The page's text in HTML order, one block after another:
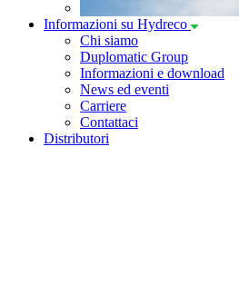
Informazioni su Hydreco
Chi siamo
Duplomatic Group
Informazioni e download
News ed eventi
Carriere
Contattaci
Distributori